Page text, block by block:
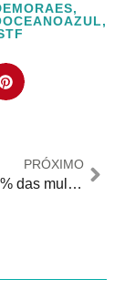
,
,
PRÓXIMO
Somente 38% das mulheres com deficiência estão empregadas formalmente no Brasil